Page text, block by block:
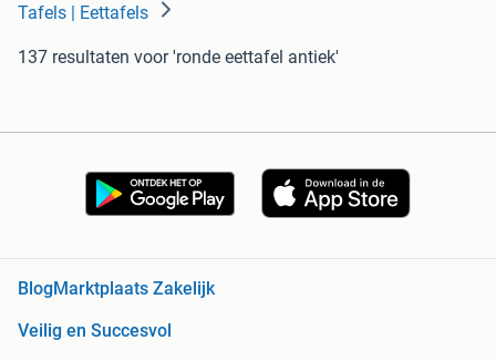
Tafels | Eettafels
137 resultaten voor 'ronde eettafel antiek'
BlogMarktplaats Zakelijk
Veilig en Succesvol